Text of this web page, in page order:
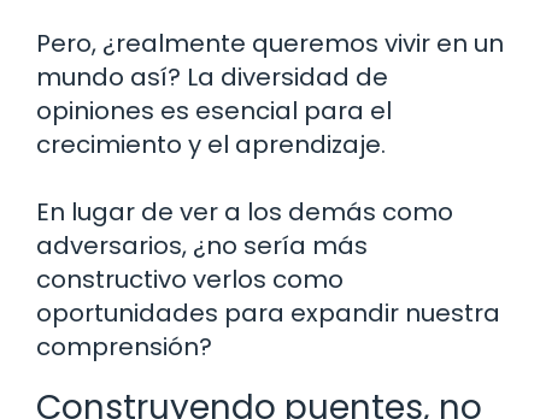
Pero, ¿realmente queremos vivir en un
mundo así? La diversidad de
opiniones es esencial para el
crecimiento y el aprendizaje.
En lugar de ver a los demás como
adversarios, ¿no sería más
constructivo verlos como
oportunidades para expandir nuestra
comprensión?
Construyendo puentes, no